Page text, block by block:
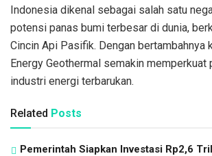
Indonesia dikenal sebagai salah satu
potensi panas bumi terbesar di dunia,
Cincin Api Pasifik. Dengan bertambahnya
Energy Geothermal semakin
industri energi terbarukan.
Related Posts
Pemerintah Siapkan Investasi Rp2,6